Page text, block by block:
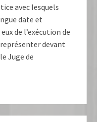
avec lesquels
date et
de l’exécution de
devant
Juge de